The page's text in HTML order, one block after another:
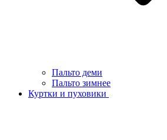
Пальто деми
Пальто зимнее
Куртки и пуховики